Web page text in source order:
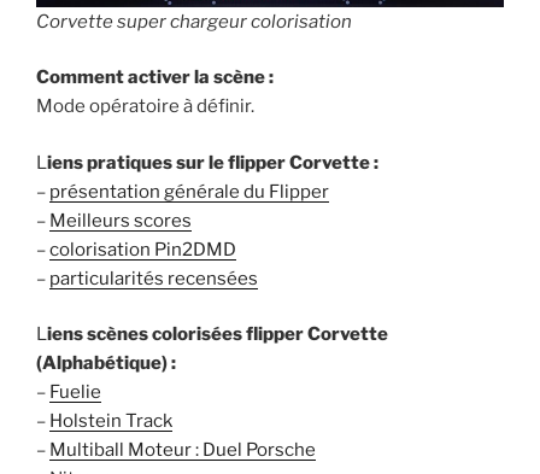
Corvette super chargeur colorisation
Comment activer la scène :
Mode opératoire à définir.
Liens pratiques sur le flipper Corvette :
– présentation générale du Flipper
– Meilleurs scores
–colorisation Pin2DMD
– particularités recensées
Liens scènes colorisées flipper Corvette
(Alphabétique) :
– Fuelie
– Holstein Track
– Multiball Moteur : Duel Porsche